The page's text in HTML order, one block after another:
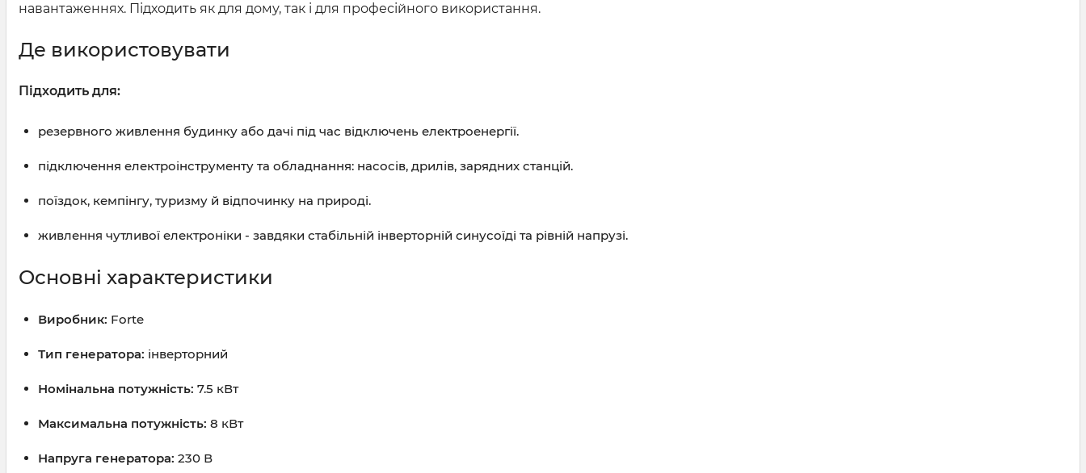
навантаженнях. Підходить як для дому, так і для професійного використання.
Де використовувати
Підходить для:
резервного живлення будинку або дачі під час відключень електроенергії.
підключення електроінструменту та обладнання: насосів, дрилів, зарядних станцій.
поїздок, кемпінгу, туризму й відпочинку на природі.
живлення чутливої електроніки - завдяки стабільній інверторній синусоїді та рівній напрузі.
Основні характеристики
Виробник: Forte
Тип генератора: інверторний
Номінальна потужність: 7.5 кВт
Максимальна потужність: 8 кВт
Напруга генератора: 230 В